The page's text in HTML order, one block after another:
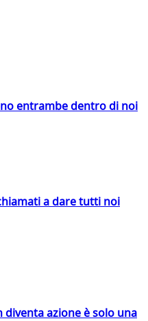
entrambe dentro di noi
a dare tutti noi
azione è solo una